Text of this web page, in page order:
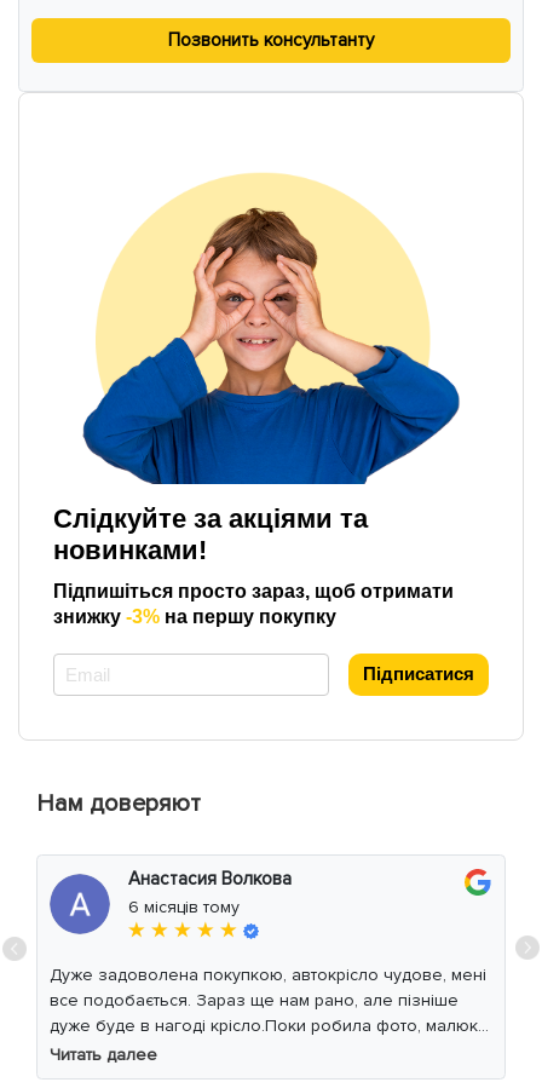
Позвонить консультанту
Слідкуйте за акціями та
новинками!
Підпишіться просто зараз, щоб отримати
знижку -3% на першу покупку
Підписатися
Нам доверяют
Анастасия Волкова
6 місяців тому
★ ★ ★ ★ ★
Дуже задоволена покупкою, автокрісло чудове, мені
все подобається. Зараз ще нам рано, але пізніше
дуже буде в нагоді крісло.Поки робила фото, малюк
уважно читав інструкцію 😁
Читать далее